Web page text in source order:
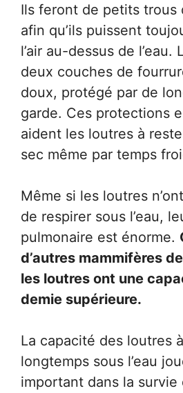
Ils feront de petits trous
afin qu’ils puissent
l’air au-dessus de
deux couches de
doux, protégé par de
garde. Ces protections
aident les loutres à
sec même par temps
Même si les loutres
de respirer sous l’eau,
pulmonaire est énorme.
d’autres mammifères
les loutres ont une
demie supérieure.
La capacité des loutres
longtemps sous l’eau
important dans la survie